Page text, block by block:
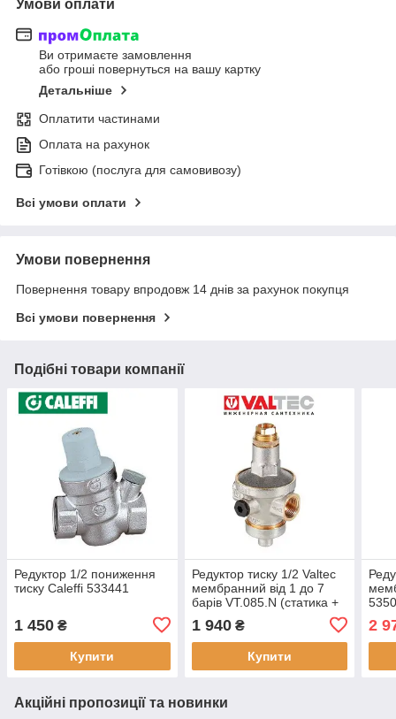
Умови оплати
Ви отримаєте замовлення
або гроші повернуться на вашу картку
Детальніше
Оплатити частинами
Оплата на рахунок
Готівкою (послуга для самовивозу)
Всі умови оплати
Умови повернення
Повернення товару впродовж 14 днів за рахунок покупця
Всі умови повернення
Подібні товари компанії
Редуктор 1/2 пониження
тиску Caleffi 533441
1 450 ₴
Купити
Редуктор тиску 1/2 Valtec
мембранний від 1 до 7
барів VT.085.N (статика +
1 940₴
Купити
2
Акційні пропозиції та новинки